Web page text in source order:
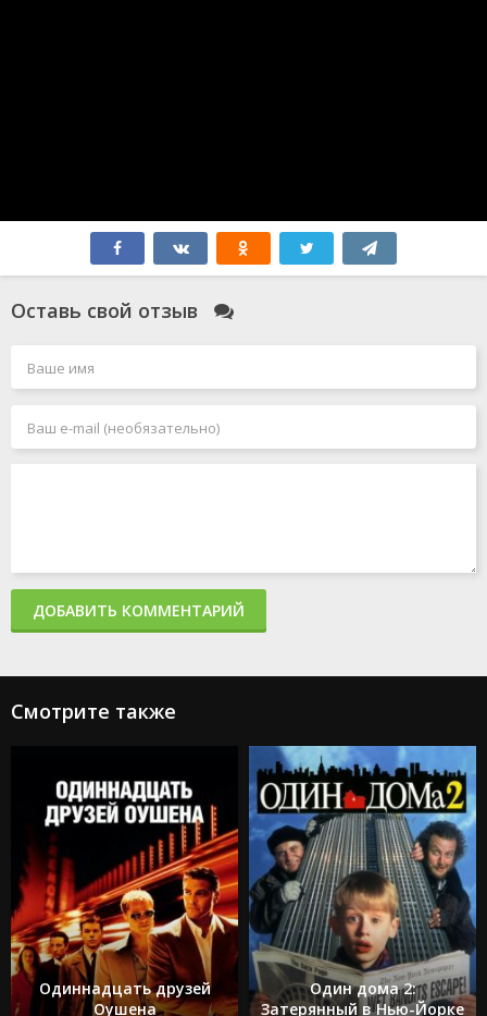
Оставь свой отзыв
ДОБАВИТЬ КОММЕНТАРИЙ
Смотрите также
Одиннадцать друзей
Оушена
Один дома 2:
Затерянный в Нью-Йорке